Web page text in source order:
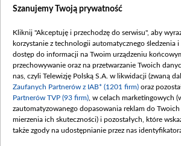
Dostępność
Procedura zgłoszeń
Szanujemy Twoją prywatność
Kliknij "Akceptuję i przechodzę do serwisu", aby
korzystanie z technologii automatycznego śledzenia i
dostęp do informacji na Twoim urządzeniu
przechowywanie oraz na przetwarzanie Twoich
nas, czyli Telewizję Polską S.A. w likwidacji (zwaną
Zaufanych Partnerów z IAB* (1201 firm) oraz
Partnerów TVP (93 firm) , w celach marketingowych
zautomatyzowanego dopasowania reklam do
mierzenia ich skuteczności) i pozostałych, które
także zgody na udostępnianie przez nas